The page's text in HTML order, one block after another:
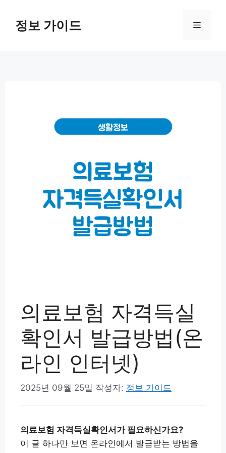
정보 가이드 메
의료보험 자격득실
확인서 발급방법(온
라인 인터넷)
2025년 09월 25일 작성자: 정보 가이드
의료보험 자격득실확인서가 필요하신가요?
이 글 하나만 보면 온라인에서 발급받는 방법을